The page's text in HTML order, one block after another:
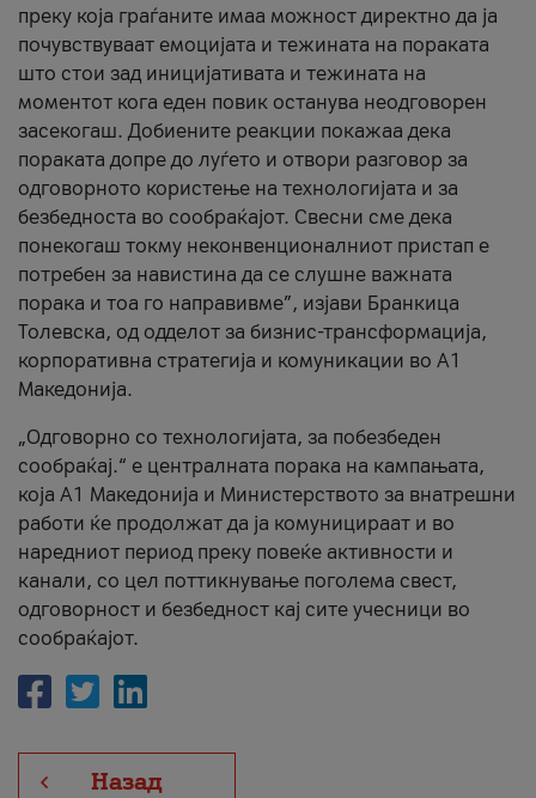
преку која граѓаните имаа можност директно да ја
почувствуваат емоцијата и тежината на пораката
што стои зад иницијативата и тежината на
моментот кога еден повик останува неодговорен
засекогаш. Добиените реакции покажаа дека
пораката допре до луѓето и отвори разговор за
одговорното користење на технологијата и за
безбедноста во сообраќајот. Свесни сме дека
понекогаш токму неконвенционалниот пристап е
потребен за навистина да се слушне важната
порака и тоа го направивме”, изјави Бранкица
Толевска, од одделот за бизнис-трансформација,
корпоративна стратегија и комуникации во А1
Македонија.
„Одговорно со технологијата, за побезбеден
сообраќај.“ е централната порака на кампањата,
која A1 Македонија и Министерството за внатрешни
работи ќе продолжат да ја комуницираат и во
наредниот период преку повеќе активности и
канали, со цел поттикнување поголема свест,
одговорност и безбедност кај сите учесници во
сообраќајот.
Назад